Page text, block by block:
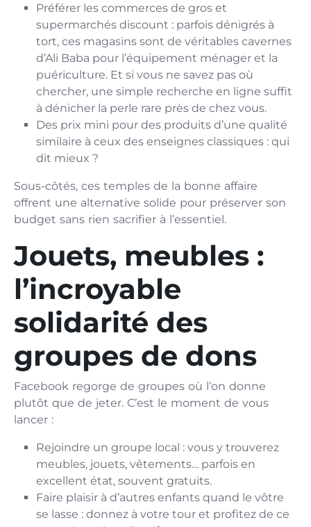
Préférer les commerces de gros et
supermarchés discount : parfois dénigrés à
tort, ces magasins sont de véritables cavernes
d’Ali Baba pour l’équipement ménager et la
puériculture. Et si vous ne savez pas où
chercher, une simple recherche en ligne suffit
à dénicher la perle rare près de chez vous.
Des prix mini pour des produits d’une qualité
similaire à ceux des enseignes classiques : qui
dit mieux ?
Sous-côtés, ces temples de la bonne affaire
offrent une alternative solide pour préserver son
budget sans rien sacrifier à l’essentiel.
Jouets, meubles :
l’incroyable
solidarité des
groupes de dons
Facebook regorge de groupes où l’on donne
plutôt que de jeter. C’est le moment de vous
lancer :
Rejoindre un groupe local : vous y trouverez
meubles, jouets, vêtements… parfois en
excellent état, souvent gratuits.
Faire plaisir à d’autres enfants quand le vôtre
se lasse : donnez à votre tour et profitez de ce